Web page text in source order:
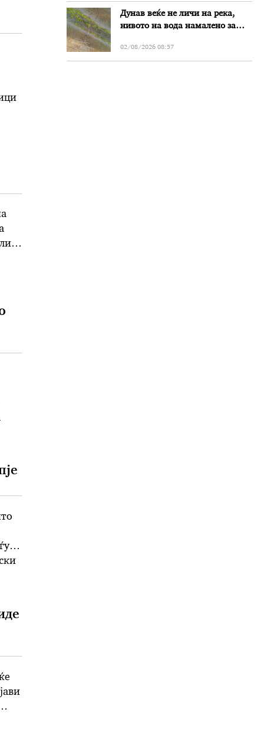
Дунав веќе не личи на река,
нивото на вода намалено за
02/08/2026 08:57